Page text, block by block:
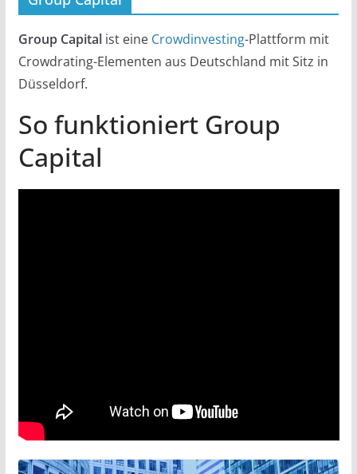
Group Capitalist eine Crowdinvesting-Plattform mit
Crowdrating-Elementen aus Deutschland mit Sitz in
Düsseldorf.
So funktioniert Group
Capital